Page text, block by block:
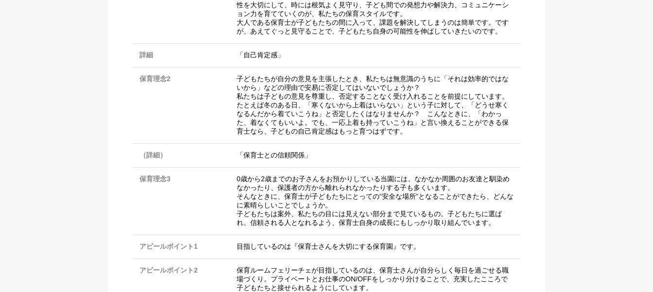
性を大切にして、時には根気よく見守り、子ども間での発想力や解決力、コミュニケーシ
ョン力を育てていくのが、私たちの保育スタイルです。
大人である保育士が子どもたちの間に入って、課題を解決してしまうのは簡単です。です
が、あえてぐっと見守ることで、子どもたち自身の可能性を伸ばしていきたいのです。
詳細 「自己肯定感」
保育理念2
子どもたちが自分の意見を主張したとき、私たちは無意識のうちに「それは効率的ではな
いから」などの理由で安易に否定してはいないでしょうか？
私たちは子どもの意見を尊重し、否定することなく受け入れることを前提にしています。
たとえば冬のある日、「寒くないから上着はいらない」という子に対して、「どうせ寒く
なるんだから着ていこうね」と否定したくはなりませんか？ こんなときに、「わかっ
た、着なくてもいいよ。でも、一応上着も持っていこうね」と言い換えることができる保
育士なら、子どもの自己肯定感はもっと育つはずです。
（詳細） 「保育士との信頼関係」
保育理念3
0歳から2歳までのお子さんをお預かりしている当園には、なかなか周囲のお友達と馴染め
なかったり、保護者の方から離れられなかったりする子も多くいます。
そんなときに、保育士が子どもたちにとっての“安全な場所”となることができたら、どんな
に素晴らしいことでしょうか。
子どもたちは案外、私たちの目には見えない部分まで見ているもの。子どもたちに選ば
れ、信頼される人となれるよう、保育士自身の成長にもしっかり取り組んでいます。
アピールポイント1 目指しているのは『保育士さんを大切にする保育園』です。
アピールポイント2
保育ルームフェリーチェが目指しているのは、保育士さんが自分らしく毎日を過ごせる職
場づくり。プライベートとお仕事のON/OFFをしっかり分けることで、充実したこころで
子どもたちと接せられるようにしています。